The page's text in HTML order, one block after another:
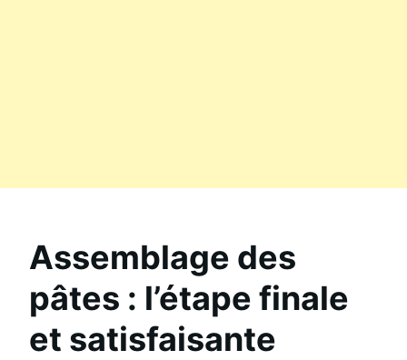
Assemblage des
pâtes : l’étape finale
et satisfaisante